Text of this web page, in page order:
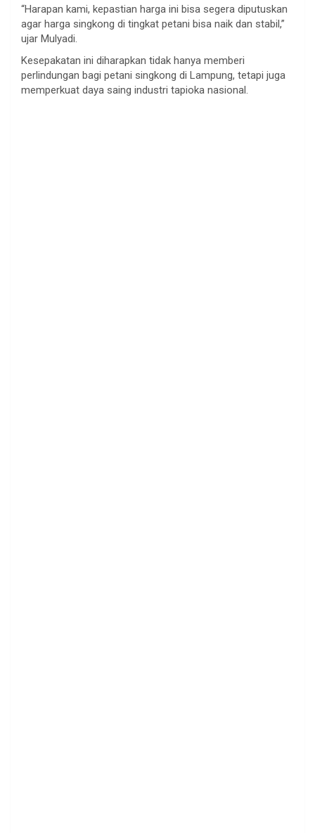
“Harapan kami, kepastian harga ini bisa segera diputuskan
agar harga singkong di tingkat petani bisa naik dan stabil,”
ujar Mulyadi.
Kesepakatan ini diharapkan tidak hanya memberi
perlindungan bagi petani singkong di Lampung, tetapi juga
memperkuat daya saing industri tapioka nasional.